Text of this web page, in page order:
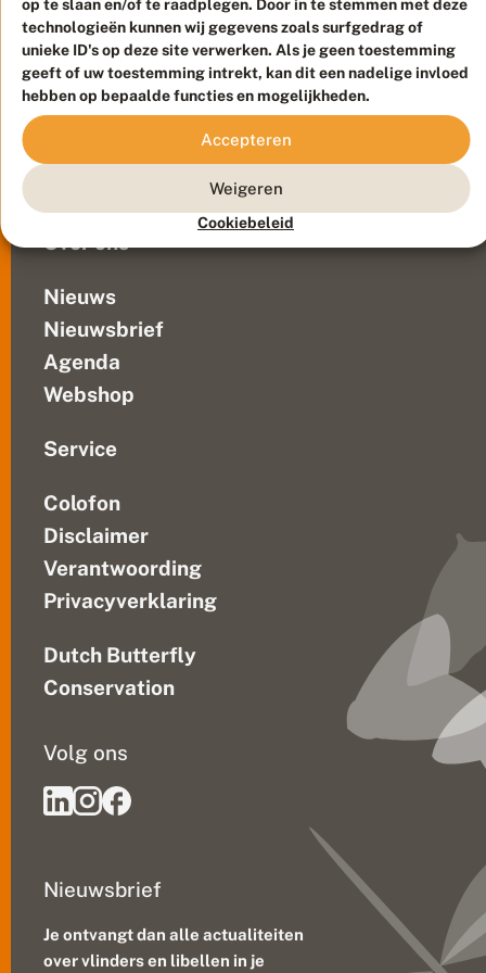
op te slaan en/of te raadplegen. Door in te stemmen met deze
technologieën kunnen wij gegevens zoals surfgedrag of
unieke ID's op deze site verwerken. Als je geen toestemming
geeft of uw toestemming intrekt, kan dit een nadelige invloed
hebben op bepaalde functies en mogelijkheden.
Accepteren
Weigeren
Cookiebeleid
Contact
Veelgestelde vragen
Over ons
Nieuws
Nieuwsbrief
Agenda
Webshop
Service
Colofon
Disclaimer
Verantwoording
Privacyverklaring
Dutch Butterfly
Conservation
Nieuwsbrief
Je ontvangt dan alle actualiteiten
over vlinders en libellen in je
Volg ons
Duurzaam ontwikkeld doorGo2People, ontworpen door
Blue Field Agency
Privacy
Disclaimer